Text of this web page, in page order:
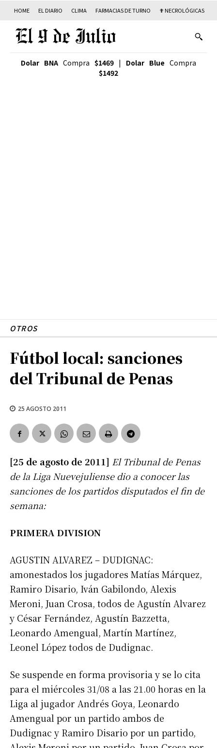
HOME EL DIARIO CLIMA FARMACIAS DE TURNO ✟ NECROLÓGICAS
Dolar BNA Compra $1469 | Dolar Blue Compra
$1492
OTROS
Fútbol local: sanciones
del Tribunal de Penas
25 AGOSTO 2011
[25 de agosto de 2011] El Tribunal de Penas
de la Liga Nuevejuliense dio a conocer las
sanciones de los partidos disputados el fin de
semana:
PRIMERA DIVISION
AGUSTIN ALVAREZ – DUDIGNAC:
amonestados los jugadores Matías Márquez,
Ramiro Disario, Iván Gabilondo, Alexis
Meroni, Juan Crosa, todos de Agustín Alvarez
y César Fernández, Agustín Bazzetta,
Leonardo Amengual, Martín Martínez,
Leonel López todos de Dudignac.
Se suspende en forma provisoria y se lo cita
para el miércoles 31/08 a las 21.00 horas en la
Liga al jugador Andrés Goya, Leonardo
Amengual por un partido ambos de
Dudignac y Ramiro Disario por un partido,